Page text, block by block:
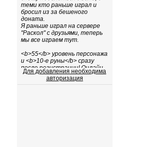
Для добавления необходима
авторизация